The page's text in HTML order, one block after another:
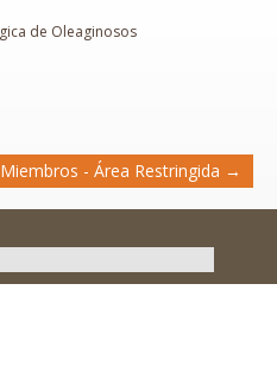
Miembros - Área Restringida →